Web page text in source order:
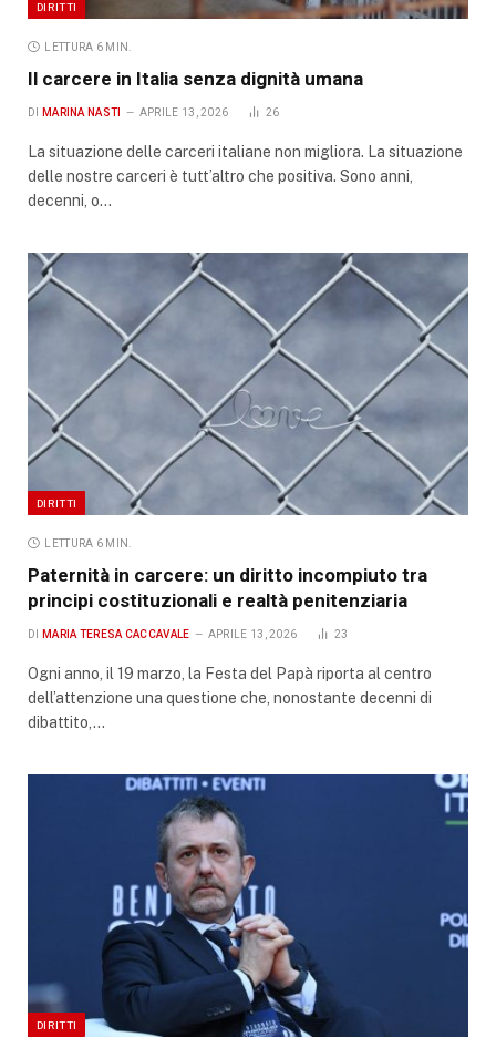
DIRITTI
LETTURA 6 MIN.
Il carcere in Italia senza dignità umana
DI MARINA NASTI APRILE 13, 2026 26
La situazione delle carceri italiane non migliora. La situazione
delle nostre carceri è tutt’altro che positiva. Sono anni,
decenni, o…
DIRITTI
LETTURA 6 MIN.
Paternità in carcere: un diritto incompiuto tra
principi costituzionali e realtà penitenziaria
DI MARIA TERESA CACCAVALE APRILE 13, 2026 23
Ogni anno, il 19 marzo, la Festa del Papà riporta al centro
dell’attenzione una questione che, nonostante decenni di
dibattito,…
DIRITTI